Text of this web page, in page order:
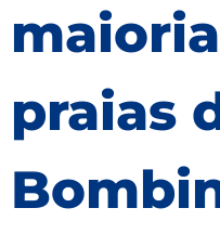
praias